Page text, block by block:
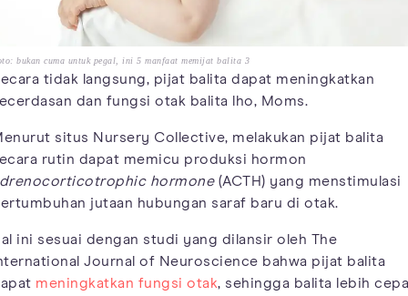
bukan cuma untuk pegal, ini 5 manfaat memijat balita 3
tidak langsung, pijat balita dapat meningkatkan
dan fungsi otak balita lho, Moms.
situs Nursery Collective, melakukan pijat balita
rutin dapat memicu produksi hormon
hormone(ACTH) yang menstimulasi
jutaan hubungan saraf baru di otak.
ini sesuai dengan studi yang dilansir oleh The
Journal of Neuroscience bahwa pijat balita
meningkatkan fungsi otak, sehingga balita lebih